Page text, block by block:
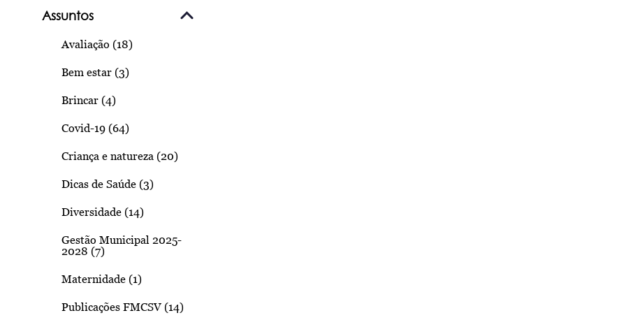
Assuntos
Avaliação (18)
Bem estar (3)
Brincar (4)
Covid-19 (64)
Criança e natureza (20)
Dicas de Saúde (3)
Diversidade (14)
Gestão Municipal 2025-
2028 (7)
Maternidade (1)
Publicações FMCSV (14)